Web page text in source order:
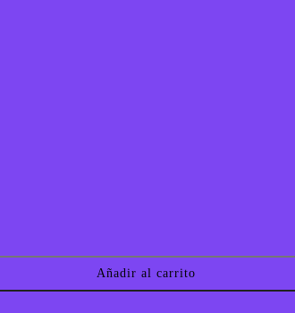
Añadir al carrito